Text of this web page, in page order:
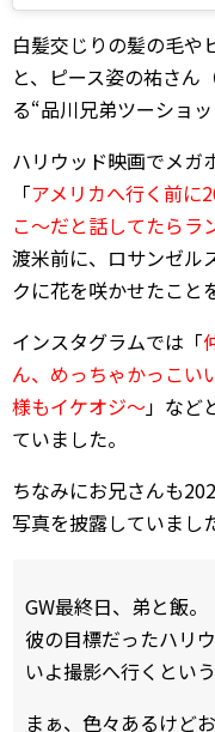
白髪交じりの髪の毛や
と、ピース姿の祐さん
る“品川兄弟ツーショッ
ハリウッド映画でメガ
「アメリカへ行く前に
こ～だと話してたらラ
渡米前に、ロサンゼル
クに花を咲かせたこと
インスタグラムでは「
ん、めっちゃかっこい
様もイケオジ～」など
ていました。
ちなみにお兄さんも
写真を披露していまし
GW最終日、弟と飯。
彼の目標だったハリ
いよ撮影へ行くとい
まぁ、色々あるけど